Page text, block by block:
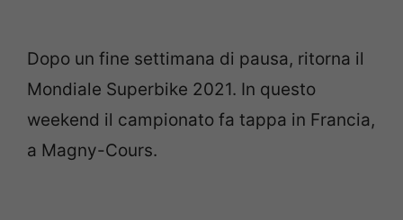
Dopo un fine settimana di pausa, ritorna il
Mondiale Superbike 2021. In questo
weekend il campionato fa tappa in Francia,
a Magny-Cours.